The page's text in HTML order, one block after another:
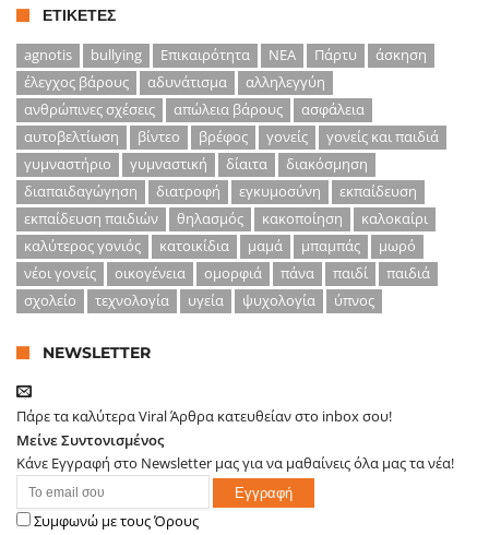
ΕΤΙΚΈΤΕΣ
agnotis
bullying Επικαιρότητα ΝΕΑ Πάρτυ
άσκηση
έλεγχος βάρους
αδυνάτισμα
αλληλεγγύη
ανθρώπινες σχέσεις
απώλεια βάρους
ασφάλεια
αυτοβελτίωση
βίντεο βρέφος γονείς
γονείς και παιδιά
γυμναστήριο
γυμναστική δίαιτα
διακόσμηση
διαπαιδαγώγηση
διατροφή εγκυμοσύνη
εκπαίδευση
εκπαίδευση παιδιών
θηλασμός κακοποίηση
καλοκαίρι
καλύτερος γονιός
κατοικίδια μαμά μπαμπάς
μωρό
νέοι γονείς
οικογένεια ομορφιά πάνα παιδί
παιδιά
σχολείο
τεχνολογία υγεία ψυχολογία ύπνος
NEWSLETTER
Πάρε τα καλύτερα Viral Άρθρα κατευθείαν στο inbox σου!
Μείνε Συντονισμένος
Κάνε Εγγραφή στο Newsletter μας για να μαθαίνεις όλα μας τα νέα!
Συμφωνώ με τους Όρους